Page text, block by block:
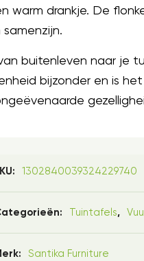
warm drankje. De
buitenleven naar je
bijzonder en is
1302840039324229740
Tuintafels,
Santika Furniture